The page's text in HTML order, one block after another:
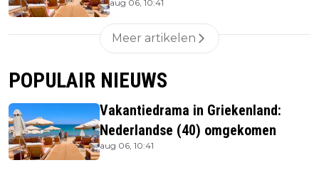
aug 06, 10:41
Meer artikelen
POPULAIR NIEUWS
Vakantiedrama in Griekenland:
Nederlandse (40) omgekomen
aug 06, 10:41